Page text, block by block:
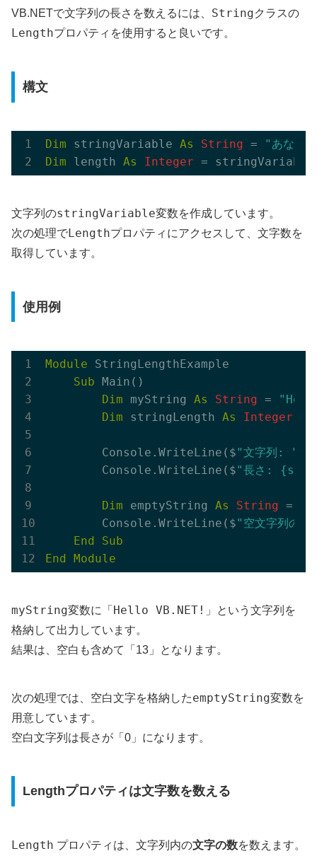
VB.NETで文字列の長さを数えるには、 Stringクラスの
Lengthプロパティを使用すると良いです。
構文
Dim stringVariable As String =
"あなた
Dim length As Integer
文字列のstringVariable変数を作成しています。
次の処理でLengthプロパティにアクセスして、文字数を
取得しています。
使用例
Module StringLengthExample
Sub Main()
Dim myString As String =
Dim stringLength As Integer
        Console.WriteLine($
"文字列:
        Console.WriteLine($
"長さ:
Dim emptyString As String =
        Console.WriteLine($
"空文字列の
End
Sub
End
Module
myString変数に「 Hello VB.NET! 」という文字列を
格納して出力しています。
結果は、空白も含めて「13」となります。
次の処理では、空白文字を格納したemptyString変数を
用意しています。
空白文字列は長さが「0」になります。
Lengthプロパティは文字数を数える
Length プロパティは、文字列内の文字の数を数えます。